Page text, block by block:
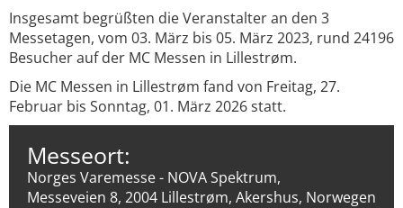
Insgesamt begrüßten die Veranstalter an den 3
Messetagen, vom 03. März bis 05. März 2023, rund 24196
Besucher auf der MC Messen in Lillestrøm.
Die MC Messen in Lillestrøm fand von Freitag, 27.
Februar bis Sonntag, 01. März 2026 statt.
Messeort:
Norges Varemesse - NOVA Spektrum,
Messeveien 8, 2004 Lillestrøm, Akershus, Norwegen